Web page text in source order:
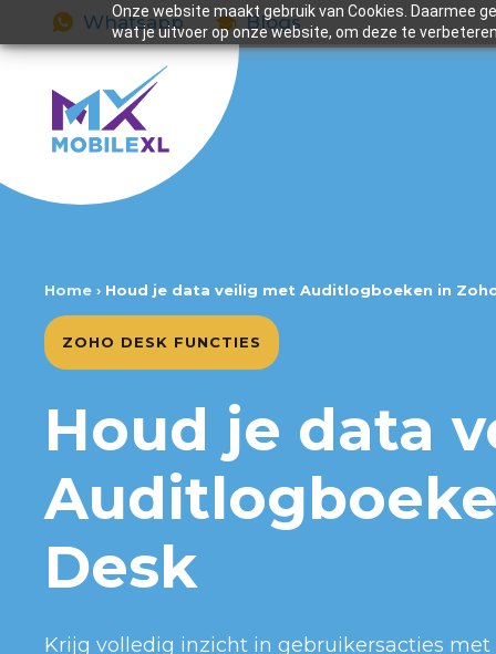
Onze website maakt gebruik van Cookies. Daarmee
wat je uitvoer op onze website, om deze te verbeteren.
Whatsapp Blogs
Home › Houd je data veilig met Auditlogboeken in
ZOHO DESK FUNCTIES
Houd je data
Desk
Krijg volledig inzicht in gebruikersacties